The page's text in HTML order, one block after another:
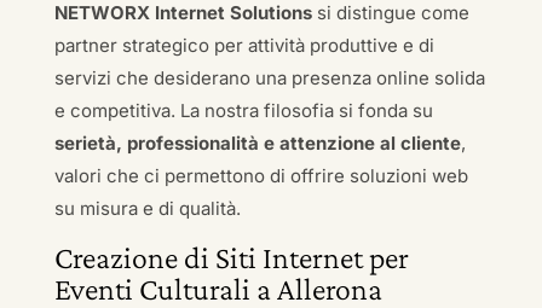
NETWORX Internet Solutionssi distingue come
partner strategico per attività produttive e di
servizi che desiderano una presenza online solida
e competitiva. La nostra filosofia si fonda su
serietà, professionalità e attenzione al cliente,
valori che ci permettono di offrire soluzioni web
su misura e di qualità.
Creazione di Siti Internet per
Eventi Culturali a Allerona